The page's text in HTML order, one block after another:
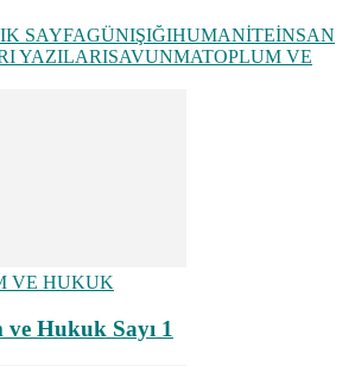
SAYFAGÜNIŞIĞIHUMANİTEİNSAN
YAZILARISAVUNMATOPLUM VE
VE HUKUK
ve Hukuk Sayı 1